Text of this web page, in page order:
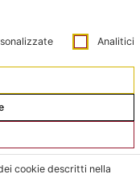
alle 12:00
alle 18:00
Analitici
cookie descritti nella